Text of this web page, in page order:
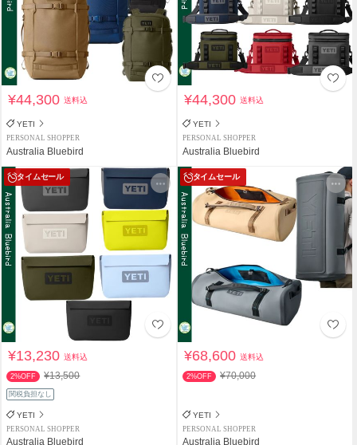
¥44,300送料込
YETI
PERSONAL SHOPPER
Australia Bluebird
¥44,300送料込
YETI
PERSONAL SHOPPER
Australia Bluebird
タイムセール
¥13,230送料込
2%OFF ¥13,500
関税負担なし
YETI
PERSONAL SHOPPER
Australia Bluebird
タイムセール
¥68,600送料込
2%OFF ¥70,000
YETI
PERSONAL SHOPPER
Australia Bluebird